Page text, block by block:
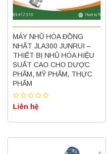
MÁY NHŨ HÓA ĐỒNG
NHẤT JLA300 JUNRUI –
THIẾT BỊ NHŨ HÓA HIỆU
SUẤT CAO CHO DƯỢC
PHẨM, MỸ PHẨM, THỰC
PHẨM
Liên hệ